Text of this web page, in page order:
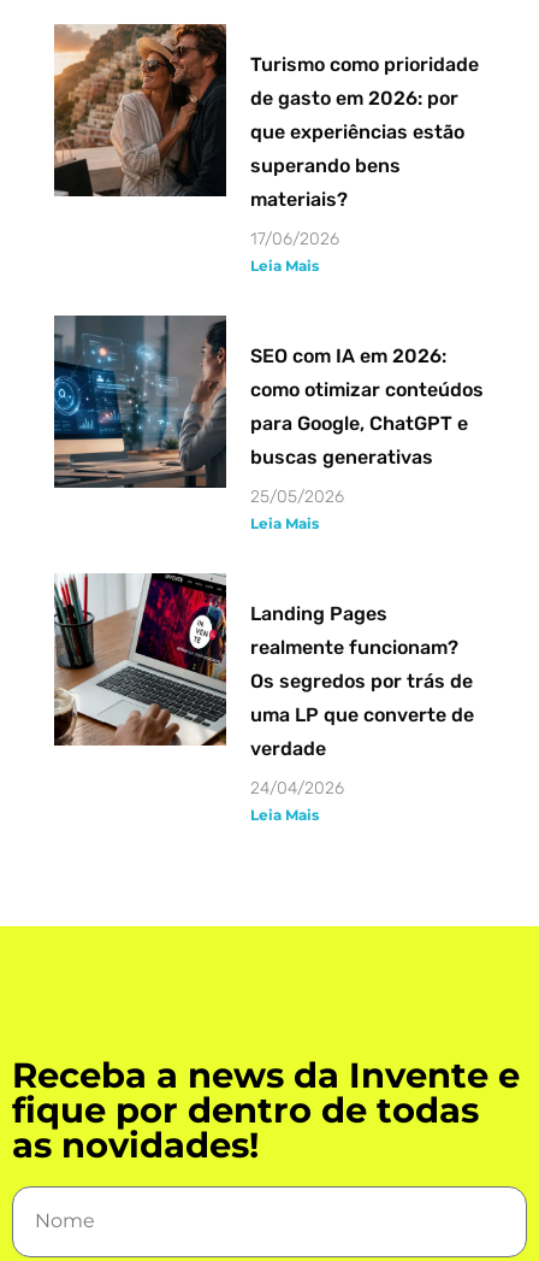
Turismo como prioridade
de gasto em 2026: por
que experiências estão
superando bens
materiais?
17/06/2026
Leia Mais
SEO com IA em 2026:
como otimizar conteúdos
para Google, ChatGPT e
buscas generativas
25/05/2026
Leia Mais
Landing Pages
realmente funcionam?
Os segredos por trás de
uma LP que converte de
verdade
24/04/2026
Leia Mais
Receba a news da Invente e
fique por dentro de todas
as novidades!